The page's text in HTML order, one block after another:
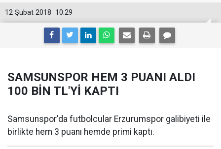
10:29
12 Şubat 2018
SAMSUNSPOR HEM 3 PUANI ALDI
100 BİN TL'Yİ KAPTI
Samsunspor'da futbolcular Erzurumspor galibiyeti ile
birlikte hem 3 puanı hemde primi kaptı.